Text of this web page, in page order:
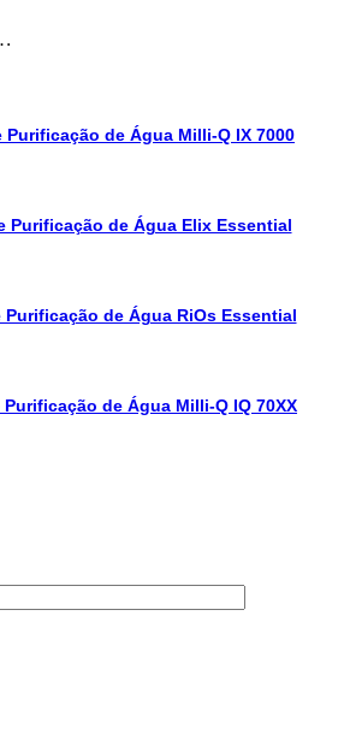
Purificação de Água Milli-Q IX 7000
Purificação de Água Elix Essential
Purificação de Água RiOs Essential
de Água Milli-Q IQ 70XX